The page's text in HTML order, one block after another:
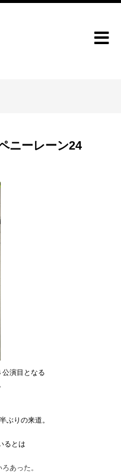
ニーレーン24
公演目となる
ぶりの来道。
るとは
あった。